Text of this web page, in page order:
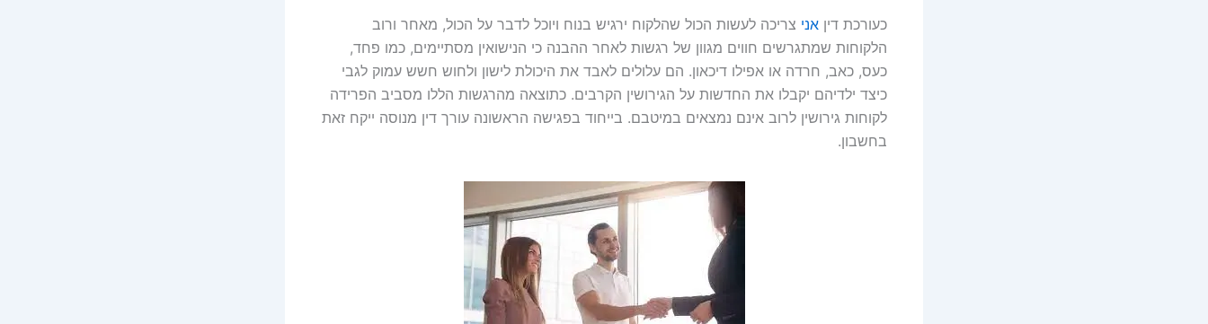
כעורכת דין אני צריכה לעשות הכול שהלקוח ירגיש בנוח ויוכל לדבר על הכול, מאחר ורוב
הלקוחות שמתגרשים חווים מגוון של רגשות לאחר ההבנה כי הנישואין מסתיימים, כמו פחד,
כעס, כאב, חרדה או אפילו דיכאון. הם עלולים לאבד את היכולת לישון ולחוש חשש עמוק לגבי
כיצד ילדיהם יקבלו את החדשות על הגירושין הקרבים. כתוצאה מהרגשות הללו מסביב הפרידה
לקוחות גירושין לרוב אינם נמצאים במיטבם. בייחוד בפגישה הראשונה עורך דין מנוסה ייקח זאת
בחשבון.